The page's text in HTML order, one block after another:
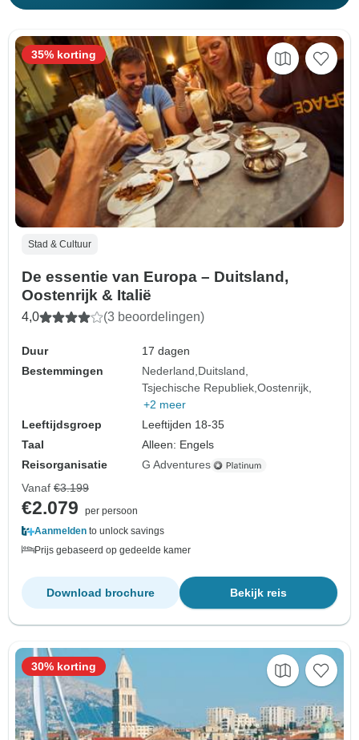
Stad & Cultuur
De essentie van Europa – Duitsland,
Oostenrijk & Italië
4,0 (3 beoordelingen)
Duur
17 dagen
Bestemmingen
Nederland Duitsland
Tsjechische Republiek Oostenrijk
+2 meer
Leeftijdsgroep
Leeftijden 18-35
Taal
Alleen: Engels
Reisorganisatie
G Adventures
35% korting
Vanaf €3.199
€2.079
per persoon
Aanmelden to unlock savings
Prijs gebaseerd op gedeelde kamer
Bekijk reis
Download brochure
30% korting